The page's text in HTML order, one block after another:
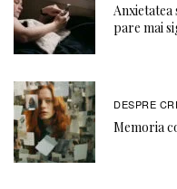
Anxietatea
pare mai
DESPRE
Memoria